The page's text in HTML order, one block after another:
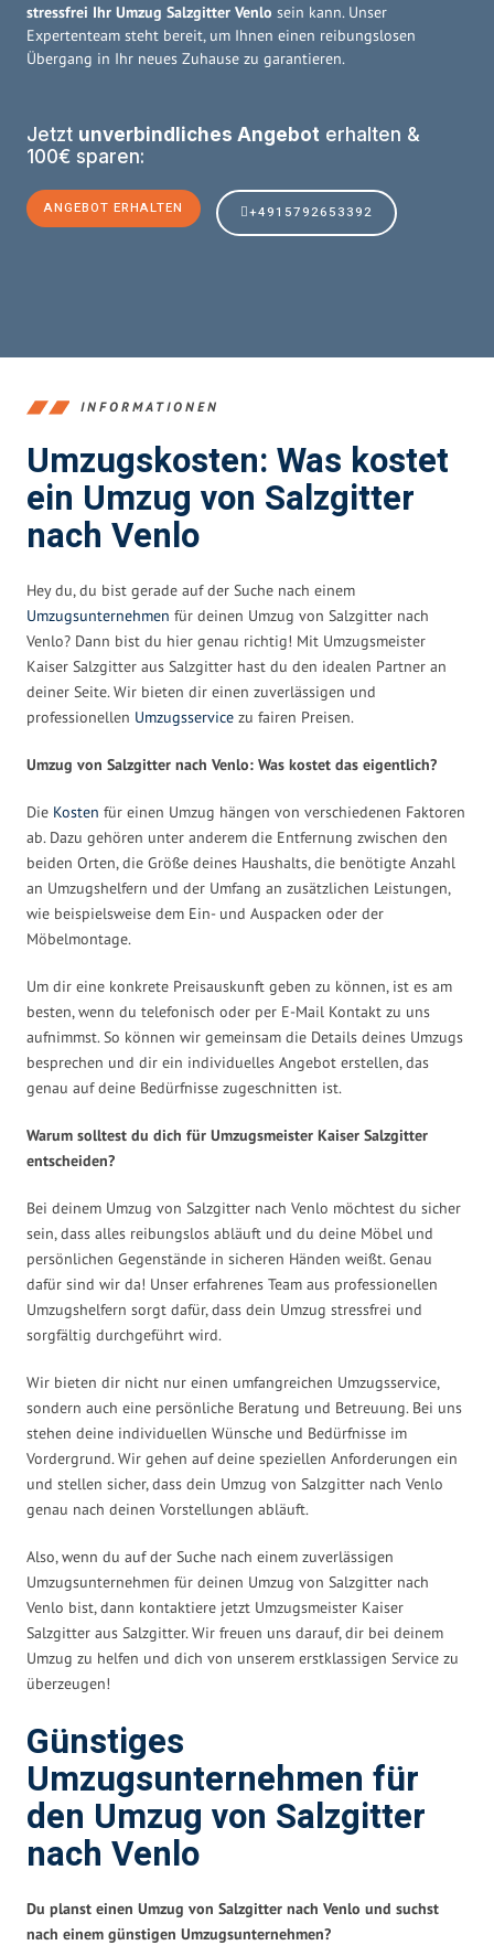
stressfrei Ihr Umzug Salzgitter Venlo sein kann. Unser
Expertenteam steht bereit, um Ihnen einen reibungslosen
Übergang in Ihr neues Zuhause zu garantieren.
Jetzt unverbindliches Angebot erhalten &
100€ sparen:
ANGEBOT ERHALTEN +4915792653392
INFORMATIONEN
Umzugskosten: Was kostet
ein Umzug von Salzgitter
nach Venlo
Hey du, du bist gerade auf der Suche nach einem
Umzugsunternehmen für deinen Umzug von Salzgitter nach
Venlo? Dann bist du hier genau richtig! Mit Umzugsmeister
Kaiser Salzgitter aus Salzgitter hast du den idealen Partner an
deiner Seite. Wir bieten dir einen zuverlässigen und
professionellen Umzugsservice zu fairen Preisen.
Umzug von Salzgitter nach Venlo: Was kostet das eigentlich?
Die Kosten für einen Umzug hängen von verschiedenen Faktoren
ab. Dazu gehören unter anderem die Entfernung zwischen den
beiden Orten, die Größe deines Haushalts, die benötigte Anzahl
an Umzugshelfern und der Umfang an zusätzlichen Leistungen,
wie beispielsweise dem Ein- und Auspacken oder der
Möbelmontage.
Um dir eine konkrete Preisauskunft geben zu können, ist es am
besten, wenn du telefonisch oder per E-Mail Kontakt zu uns
aufnimmst. So können wir gemeinsam die Details deines Umzugs
besprechen und dir ein individuelles Angebot erstellen, das
genau auf deine Bedürfnisse zugeschnitten ist.
Warum solltest du dich für Umzugsmeister Kaiser Salzgitter
entscheiden?
Bei deinem Umzug von Salzgitter nach Venlo möchtest du sicher
sein, dass alles reibungslos abläuft und du deine Möbel und
persönlichen Gegenstände in sicheren Händen weißt. Genau
dafür sind wir da! Unser erfahrenes Team aus professionellen
Umzugshelfern sorgt dafür, dass dein Umzug stressfrei und
sorgfältig durchgeführt wird.
Wir bieten dir nicht nur einen umfangreichen Umzugsservice,
sondern auch eine persönliche Beratung und Betreuung. Bei uns
stehen deine individuellen Wünsche und Bedürfnisse im
Vordergrund. Wir gehen auf deine speziellen Anforderungen ein
und stellen sicher, dass dein Umzug von Salzgitter nach Venlo
genau nach deinen Vorstellungen abläuft.
Also, wenn du auf der Suche nach einem zuverlässigen
Umzugsunternehmen für deinen Umzug von Salzgitter nach
Venlo bist, dann kontaktiere jetzt Umzugsmeister Kaiser
Salzgitter aus Salzgitter. Wir freuen uns darauf, dir bei deinem
Umzug zu helfen und dich von unserem erstklassigen Service zu
überzeugen!
Günstiges
Umzugsunternehmen für
den Umzug von Salzgitter
nach Venlo
Du planst einen Umzug von Salzgitter nach Venlo und suchst
nach einem günstigen Umzugsunternehmen?